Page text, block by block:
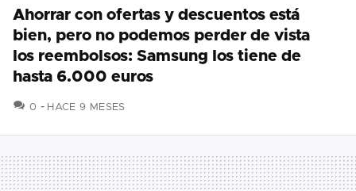
Ahorrar con ofertas y descuentos está
bien, pero no podemos perder de vista
los reembolsos: Samsung los tiene de
hasta 6.000 euros
0 COMENTARIOS
HACE 9 MESES